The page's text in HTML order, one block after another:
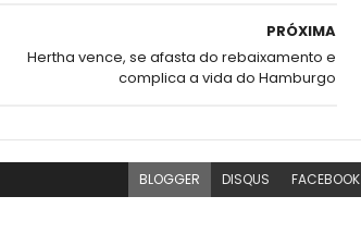
PRÓXIMA
Hertha vence, se afasta do rebaixamento e
complica a vida do Hamburgo
BLOGGER DISQUS FACEBOOK